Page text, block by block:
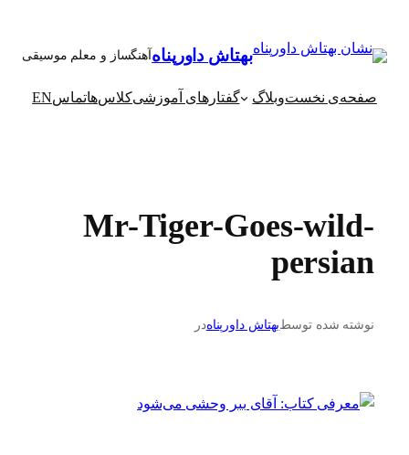
محتوا
بهتاش داورپناه آهنگساز و معلم موسیقی
صفحه‌ی نخستوبلاگ گفتارهای آموزشیکلاس‌هاتماسEN
Mr-Tiger-Goes-wild-
persian
نوشته شده توسطبهتاش داورپناهدر